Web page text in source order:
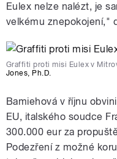
Eulex nelze nalézt, je
velkému znepokojení,"
Graffiti proti misi Eulex v
Jones, Ph.D.
Bamiehová v říjnu
EU, italského soudce
300.000 eur za
Podezření z možné